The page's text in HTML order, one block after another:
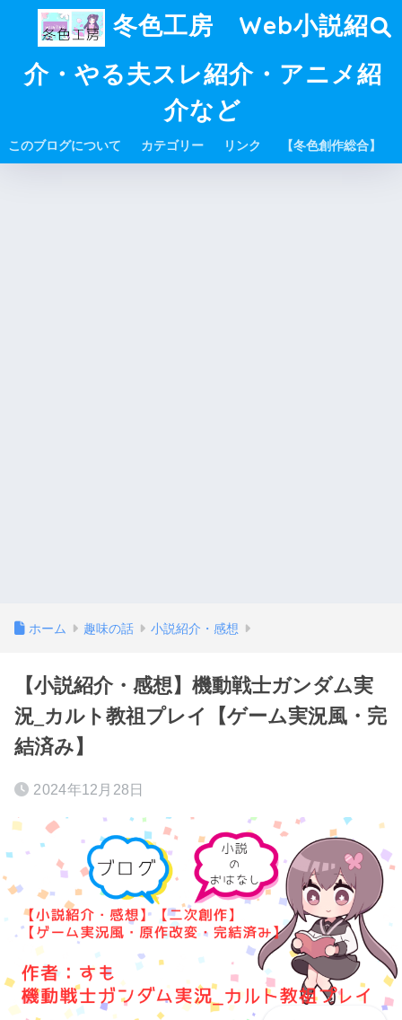
冬色工房 Web小説紹
介・やる夫スレ紹介・アニメ紹
介など
このブログについて カテゴリー リンク 【冬色創作総合】
ホーム 趣味の話 小説紹介・感想
【小説紹介・感想】機動戦士ガンダム実
況_カルト教祖プレイ【ゲーム実況風・完
結済み】
2024年12月28日